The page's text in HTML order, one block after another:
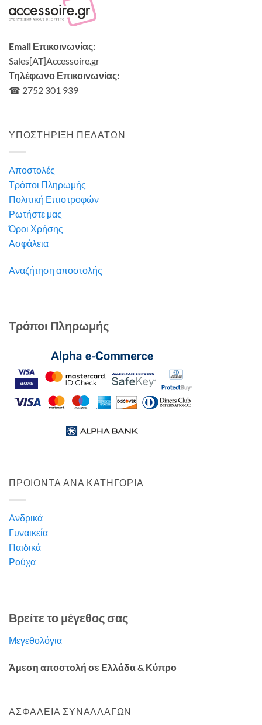
Email Επικοινωνίας:
Sales[AT]Accessoire.gr
Τηλέφωνο Επικοινωνίας:
☎ 2752 301 939
ΥΠΟΣΤΗΡΙΞΗ ΠΕΛΑΤΩΝ
Αποστολές
Τρόποι Πληρωμής
Πολιτική Επιστροφών
Ρωτήστε μας
Όροι Χρήσης
Ασφάλεια
Αναζήτηση αποστολής
Τρόποι Πληρωμής
ΠΡΟΙΟΝΤΑ ΑΝΑ ΚΑΤΗΓΟΡΙΑ
Ανδρικά
Γυναικεία
Παιδικά
Ρούχα
Βρείτε το μέγεθος σας
Μεγεθολόγια
Άμεση αποστολή σε Ελλάδα & Κύπρο
ΑΣΦΑΛΕΙΑ ΣΥΝΑΛΛΑΓΩΝ